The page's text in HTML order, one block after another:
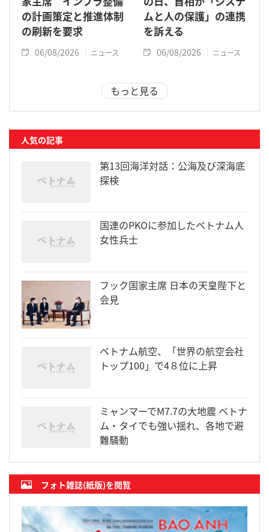
の計画策定と推進体制
の刷新を要求
06/08/2026 ニュース
ムと人の保護」の連携
を訴える
06/08/2026 ニュース
もっと見る
人気の記事
第13回海洋対話：公海及び深海底
探検
国連のPKOに参加したベトナム人
女性兵士
フック国家主席 日本の天皇陛下と
会見
ベトナム航空、「世界の航空会社
トップ100」で4８位に上昇
ミャンマーでM7.7の大地震 ベトナ
ム・タイでも強い揺れ、各地で避
難騒動
フォト雑誌(紙版)を閲覧